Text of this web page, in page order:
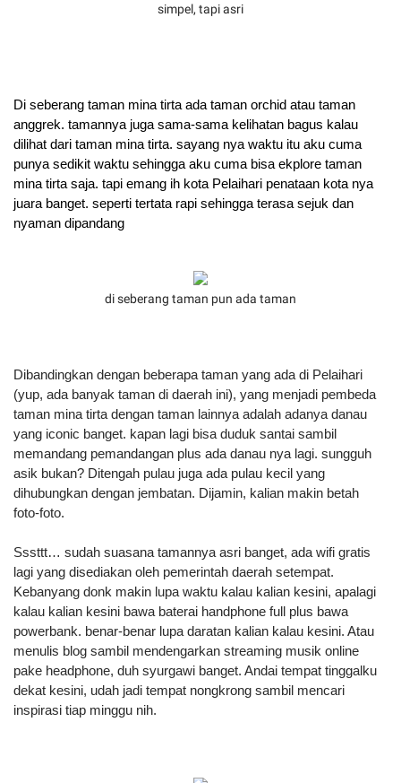
simpel, tapi asri
Di seberang taman mina tirta ada taman orchid atau taman
anggrek. tamannya juga sama-sama kelihatan bagus kalau
dilihat dari taman mina tirta. sayang nya waktu itu aku cuma
punya sedikit waktu sehingga aku cuma bisa ekplore taman
mina tirta saja. tapi emang ih kota Pelaihari penataan kota nya
juara banget. seperti tertata rapi sehingga terasa sejuk dan
nyaman dipandang
di seberang taman pun ada taman
Dibandingkan dengan beberapa taman yang ada di Pelaihari
(yup, ada banyak taman di daerah ini), yang menjadi pembeda
taman mina tirta dengan taman lainnya adalah adanya danau
yang iconic banget. kapan lagi bisa duduk santai sambil
memandang pemandangan plus ada danau nya lagi. sungguh
asik bukan? Ditengah pulau juga ada pulau kecil yang
dihubungkan dengan jembatan. Dijamin, kalian makin betah
foto-foto.
Sssttt… sudah suasana tamannya asri banget, ada wifi gratis
lagi yang disediakan oleh pemerintah daerah setempat.
Kebanyang donk makin lupa waktu kalau kalian kesini, apalagi
kalau kalian kesini bawa baterai handphone full plus bawa
powerbank. benar-benar lupa daratan kalian kalau kesini. Atau
menulis blog sambil mendengarkan streaming musik online
pake headphone, duh syurgawi banget. Andai tempat tinggalku
dekat kesini, udah jadi tempat nongkrong sambil mencari
inspirasi tiap minggu nih.